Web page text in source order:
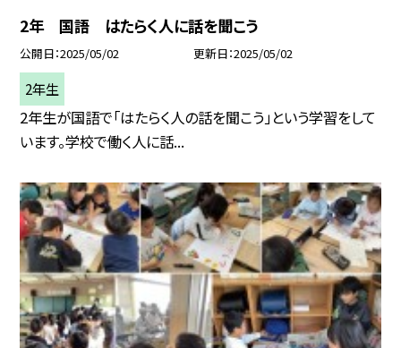
2年 国語 はたらく人に話を聞こう
公開日 2025/05/02 更新日 2025/05/02
2年生
2年生が国語で「はたらく人の話を聞こう」という学習をして
います。学校で働く人に話...